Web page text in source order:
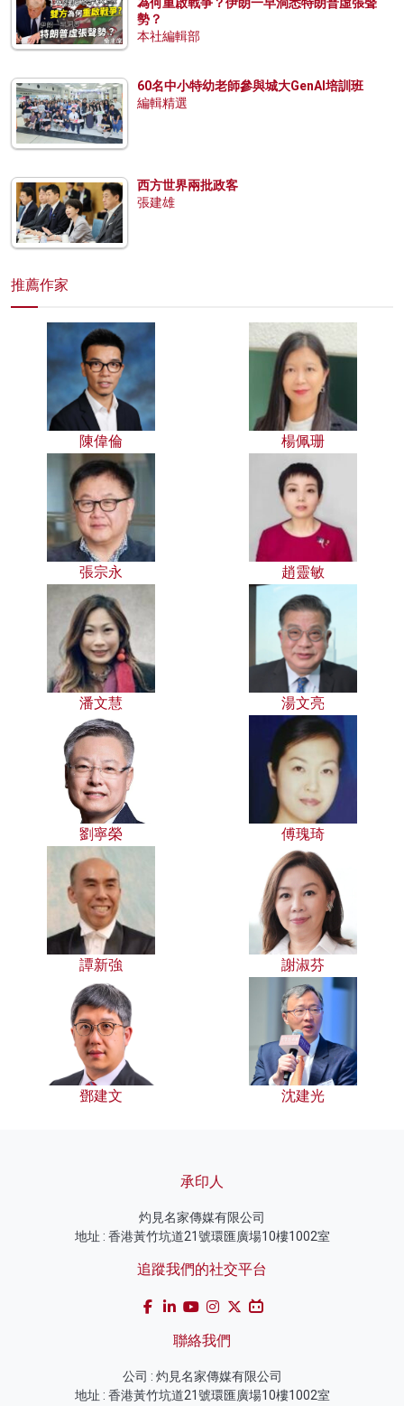
為何重啟戰爭？伊朗一早洞悉特朗普虛張聲
勢？
本社編輯部
60名中小特幼老師參與城大GenAI培訓班
編輯精選
西方世界兩批政客
張建雄
推薦作家
陳偉倫 楊佩珊
張宗永 趙靈敏
潘文慧 湯文亮
劉寧榮 傅瑰琦
譚新強 謝淑芬
鄧建文 沈建光
承印人
灼見名家傳媒有限公司
地址 : 香港黃竹坑道21號環匯廣場10樓1002室
追蹤我們的社交平台
聯絡我們
公司 : 灼見名家傳媒有限公司
地址 : 香港黃竹坑道21號環匯廣場10樓1002室